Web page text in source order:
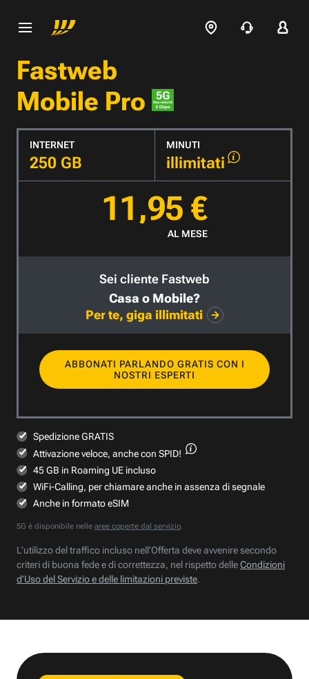
Fastweb
Mobile Pro
INTERNET
250 GB
MINUTI
illimitati
11,95 €
AL MESE
Sei cliente Fastweb
Casa o Mobile?
Per te, giga illimitati
ABBONATI PARLANDO GRATIS CON I
NOSTRI ESPERTI
Spedizione GRATIS
Attivazione veloce, anche con SPID!
45 GB in Roaming UE incluso
WiFi-Calling, per chiamare anche in assenza di segnale
Anche in formato eSIM
5G è disponibile nelle aree coperte dal servizio.
L’utilizzo del traffico incluso nell’Offerta deve avvenire secondo
criteri di buona fede e di correttezza, nel rispetto delleCondizioni
d’Uso del Servizio e delle limitazioni previste.